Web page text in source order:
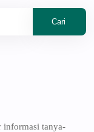
informasi tanya-